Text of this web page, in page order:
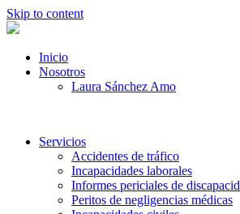
Skip to content
Inicio
Nosotros
Laura Sánchez Amo
Servicios
Accidentes de tráfico
Incapacidades laborales
Informes periciales de
Peritos de negligencias médicas